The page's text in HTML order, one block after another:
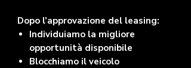
Dopo l’approvazione del leasing:
Individuiamo la migliore
opportunità disponibile
Blocchiamo il veicolo